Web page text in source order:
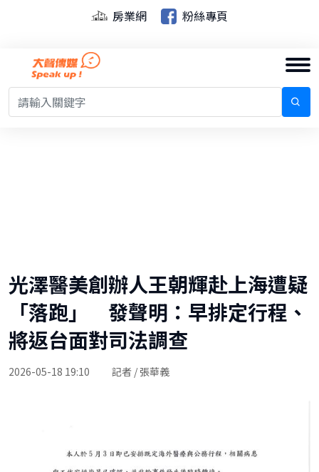
房業網 粉絲專頁
光澤醫美創辦人王朝輝赴上海遭疑
「落跑」 發聲明：早排定行程、
將返台面對司法調查
2026-05-18 19:10 記者 / 張華義